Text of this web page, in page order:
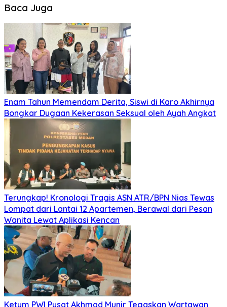
Baca Juga
Enam Tahun Memendam Derita, Siswi di Karo Akhirnya
Bongkar Dugaan Kekerasan Seksual oleh Ayah Angkat
Terungkap! Kronologi Tragis ASN ATR/BPN Nias Tewas
Lompat dari Lantai 12 Apartemen, Berawal dari Pesan
Wanita Lewat Aplikasi Kencan
Ketum PWI Pusat Akhmad Munir Tegaskan Wartawan